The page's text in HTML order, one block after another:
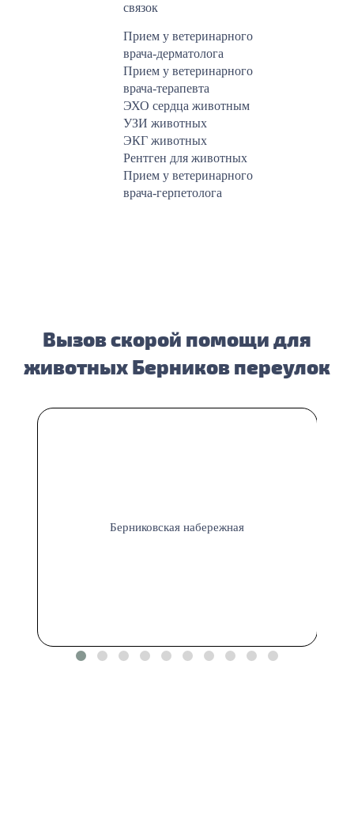
связок
Прием у ветеринарного
врача-дерматолога
Прием у ветеринарного
врача-терапевта
ЭХО сердца животным
УЗИ животных
ЭКГ животных
Рентген для животных
Прием у ветеринарного
врача-герпетолога
Вызов скорой помощи для
животных Берников переулок
Берниковская набережная